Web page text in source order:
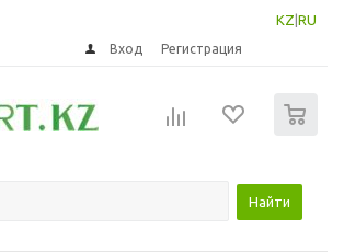
KZ RU
Вход Регистрация
Найти